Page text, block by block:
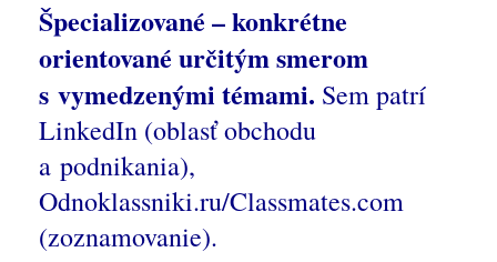
Špecializované – konkrétne
orientované určitým smerom
s vymedzenými témami. Sem patrí
LinkedIn (oblasť obchodu
a podnikania),
Odnoklassniki.ru/Classmates.com
(zoznamovanie).